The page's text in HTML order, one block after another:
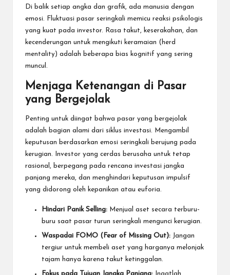
Di balik setiap angka dan grafik, ada manusia dengan
emosi. Fluktuasi pasar seringkali memicu reaksi psikologis
yang kuat pada investor. Rasa takut, keserakahan, dan
kecenderungan untuk mengikuti keramaian (herd
mentality) adalah beberapa bias kognitif yang sering
muncul.
Menjaga Ketenangan di Pasar
yang Bergejolak
Penting untuk diingat bahwa pasar yang bergejolak
adalah bagian alami dari siklus investasi. Mengambil
keputusan berdasarkan emosi seringkali berujung pada
kerugian. Investor yang cerdas berusaha untuk tetap
rasional, berpegang pada rencana investasi jangka
panjang mereka, dan menghindari keputusan impulsif
yang didorong oleh kepanikan atau euforia.
Hindari Panik Selling: Menjual aset secara terburu-
buru saat pasar turun seringkali mengunci kerugian.
Waspadai FOMO (Fear of Missing Out): Jangan
tergiur untuk membeli aset yang harganya melonjak
tajam hanya karena takut ketinggalan.
Fokus pada Tujuan Jangka Panjang: Ingatlah